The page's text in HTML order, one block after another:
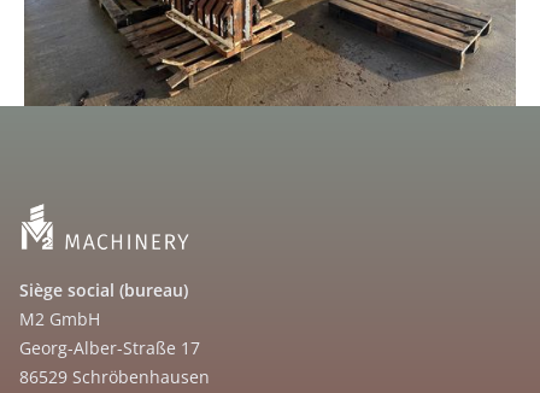
Siège social (bureau)
M2 GmbH
Georg-Alber-Straße 17
86529 Schröbenhausen